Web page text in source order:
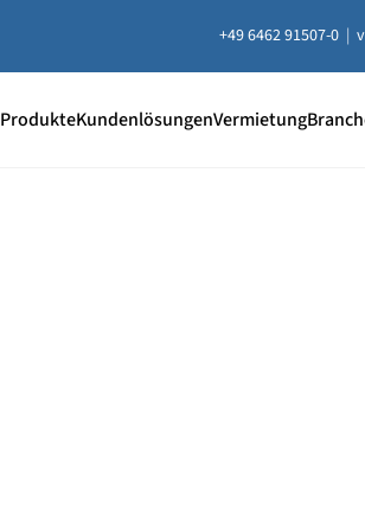
+49 6462 91507-0 |
ProdukteKundenlösungenVermietung